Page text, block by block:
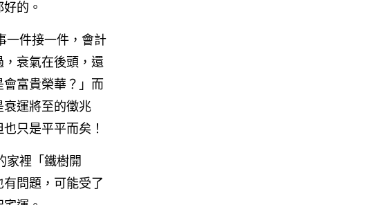
的。
一件接一件，會計
衰氣在後頭，還
富貴榮華？」而
衰運將至的徵兆
只是平平而矣！
家裡「鐵樹開
問題，可能受了